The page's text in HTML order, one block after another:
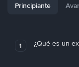
Principiante
1 ¿Qué es un